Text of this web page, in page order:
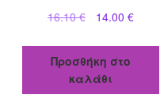
16.10€
Original
was:
16.10 €.
14.00 €Η
τιμή
Προσθήκη στο
καλάθι